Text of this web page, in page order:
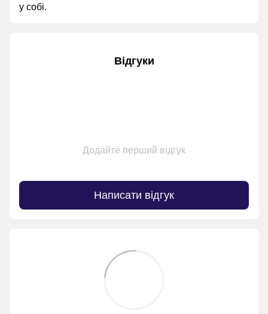
у собі.
Відгуки
Додайте перший відгук
Написати відгук